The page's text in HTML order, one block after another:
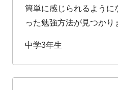
簡単に感じられるように
った勉強方法が見つかり
中学3年生